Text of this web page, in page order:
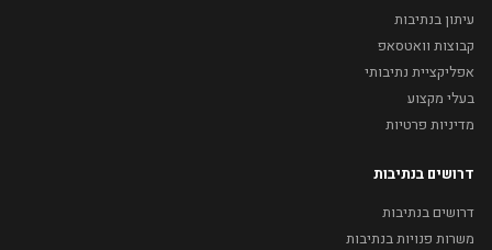
עיתון בנתיבות
קבוצות וואטסאפ
אפליקציית נתיבותי
בעלי מקצוע
מדיניות פרטיות
דרושים בנתיבות
דרושים בנתיבות
משרות פנויות בנתיבות